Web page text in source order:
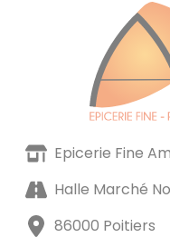
Epicerie Fine
Halle Marché
86000 Poitiers